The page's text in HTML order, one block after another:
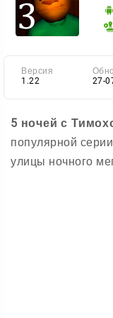
Версия
1.22
27-
5 ночей с
популярной
улицы ночного